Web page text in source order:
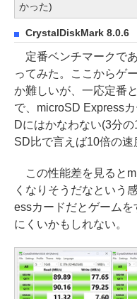
かった)
CrystalDiskMark 8.0.6
定番ベンチマークで
ってみた。ここからゲ
か難しいが、一応定番
で、microSD Express
Dにはかなわない(3分
SD比で言えば10倍の速
この性能差を見ると
くなりそうだなという
essカードだとゲーム
にくいかもしれない。